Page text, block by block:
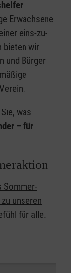
Erwachsene
eins-zu-
bieten wir
und Bürger
was
– für
Sommer-
unseren
für alle.